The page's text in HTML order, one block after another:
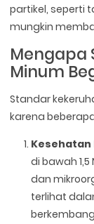
partikel, seperti
mungkin
Mengapa
Minum
Standar
karena
Kesehatan
di bawah
dan
terlihat